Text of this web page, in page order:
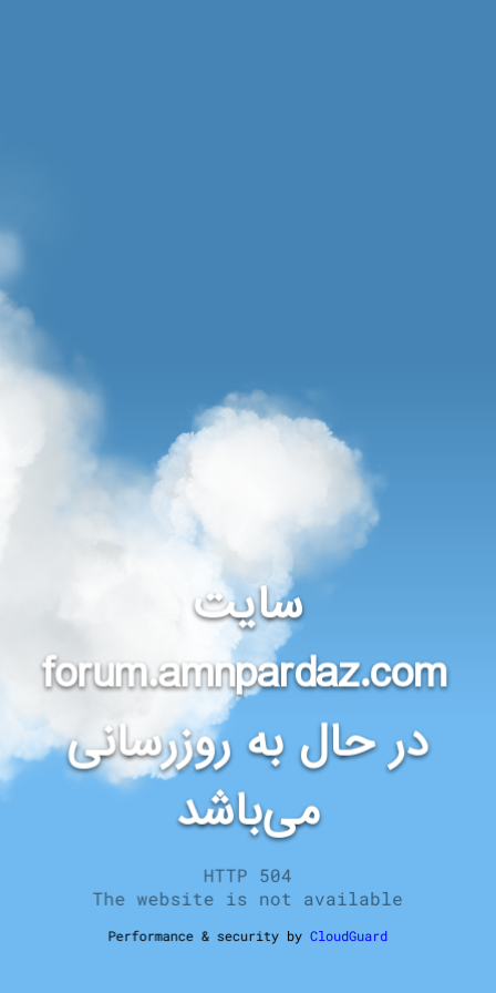
سایت
forum.amnpardaz.com
در حال به روزرسانی
می‌باشد
HTTP 504
The website is not available
Performance & security byCloudGuard